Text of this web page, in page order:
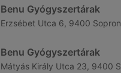
Benu Gyógyszertárak
Erzsébet Utca 6, 9400 Sopron
Benu Gyógyszertárak
Mátyás Király Utca 23, 9400